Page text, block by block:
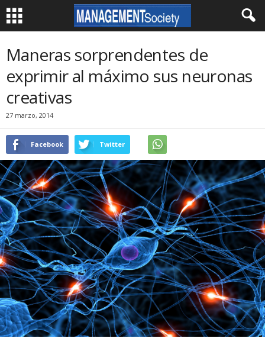
Maneras sorprendentes de
exprimir al máximo sus neuronas
creativas
27 marzo, 2014
Facebook Twitter